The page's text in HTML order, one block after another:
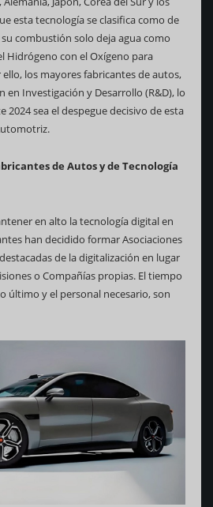
esta tecnología se clasifica como de
combustión solo deja agua como
Hidrógeno con el Oxígeno para
los mayores fabricantes de autos,
en Investigación y Desarrollo (R&D), lo
2024 sea el despegue decisivo de esta
de Autos y de Tecnología
en alto la tecnología digital en
han decidido formar Asociaciones
de la digitalización en lugar
o Compañías propias. El tiempo
último y el personal necesario, son